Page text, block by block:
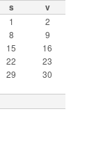
s v
1
2
8
9
15
16
22
23
29
30